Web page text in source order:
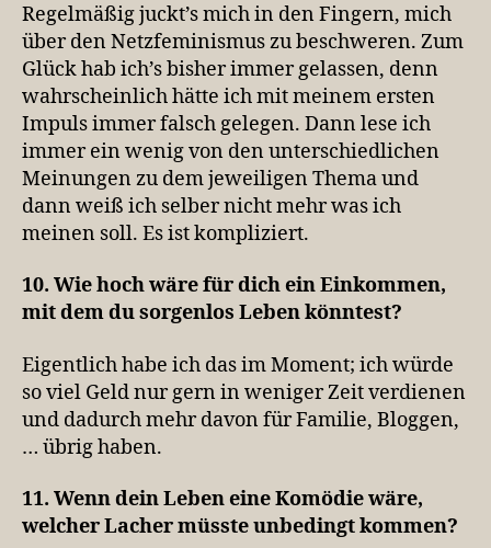
Regelmäßig juckt’s mich in den Fingern, mich
über den Netzfeminismus zu beschweren. Zum
Glück hab ich’s bisher immer gelassen, denn
wahrscheinlich hätte ich mit meinem ersten
Impuls immer falsch gelegen. Dann lese ich
immer ein wenig von den unterschiedlichen
Meinungen zu dem jeweiligen Thema und
dann weiß ich selber nicht mehr was ich
meinen soll. Es ist kompliziert.
10. Wie hoch wäre für dich ein Einkommen,
mit dem du sorgenlos Leben könntest?
Eigentlich habe ich das im Moment; ich würde
so viel Geld nur gern in weniger Zeit verdienen
und dadurch mehr davon für Familie, Bloggen,
… übrig haben.
11. Wenn dein Leben eine Komödie wäre,
welcher Lacher müsste unbedingt kommen?